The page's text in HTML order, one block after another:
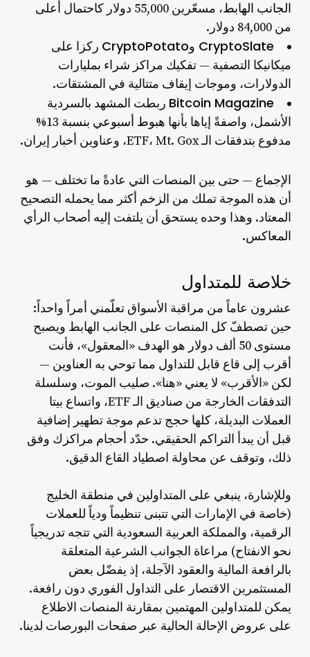
الجانب الهابط
، مسعّرين 55,000 دولار كاحتمال أعلى
من 84,000 دولار.
CryptoSlate وCryptoPotato
ركزا على
ميكانيكا التصفية — تفكيك مراكز شراء بمليارات
الدولارات، وموجات إيقاف متتالية في المشتقات.
Bitcoin Magazine ربطت المشهد بالسردية
الأشمل، واصفةً إياها بأنها هبوط أسبوعي بنسبة 13%
مدفوع بتدفقات الـ ETF، Mt. Gox، وعناوين أخبار إيران.
الإجماع — حتى بين المنصات التي عادةً ما تختلف — هو
أن هذه الموجة تملك من الزخم أكثر مما يحمله التصحيح
المعتاد. وهذا وحده يستحق أن يلتفت إليه أصحاب الرأي
المعاكس.
خلاصة للمتداول
عشرون عاماً من مراقبة الأسواق تعلّمني أمراً واحداً:
حين تصطفّ كل المنصات على الجانب الهابط ويصبح
مستوى 50 ألف دولار هو الهدف «المعقول»، فأنت
أقرب إلى قاع قابل للتداول مما توحي به العناوين —
لكن «الأقرب» لا يعني «هنا». صليب الموت، وسلسلة
التدفقات الخارجة من صناديق الـ ETF، واتساع بيتا
العملات البديلة، كلها حجج تدعم موجة تطهير إضافية
قبل أن يبدأ التراكم الحقيقي. حدّد أحجام مراكزك وفق
ذلك، وتوقف عن محاولة اصطياد القاع الدقيق.
وللإشارة، ينبغي على المتداولين في منطقة الخليج
(خاصة في الإمارات التي تتبنى تنظيماً ودياً للعملات
الرقمية، والمملكة العربية السعودية التي تتجه تدريجياً
نحو الانفتاح) مراعاة الجوانب الشرعية المتعلقة
بالرافعة المالية والعقود الآجلة، إذ يفضّل بعض
المستثمرين الاقتصار على التداول الفوري دون رافعة.
يمكن للمتداولين المهتمين بمقارنة المنصات الاطلاع
على عروض الإحالة الحالية عبر صفحات البورصات لدينا.